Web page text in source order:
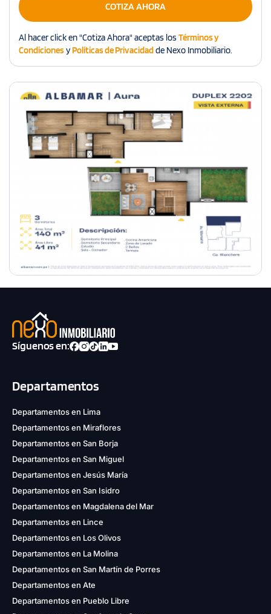
COTIZA AHORA
Al hacer click en "Cotiza Ahora" aceptas los Términos y
CondicionesyPolíticas de Privacidadde Nexo Inmobiliario.
Síguenos en:
Departamentos
Departamentos en Lima
Departamentos en Miraflores
Departamentos en San Borja
Departamentos en San Miguel
Departamentos en Jesús María
Departamentos en San Isidro
Departamentos en Magdalena del Mar
Departamentos en Lince
Departamentos en Los Olivos
Departamentos en La Molina
Departamentos en San Martín de Porres
Departamentos en Ate
Departamentos en Pueblo Libre